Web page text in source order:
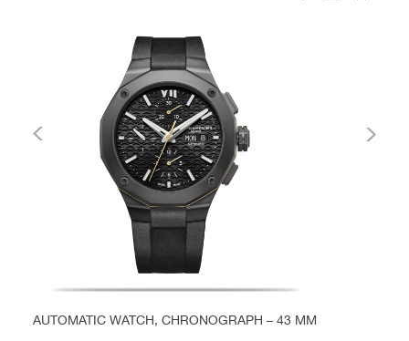
AUTOMATIC WATCH, CHRONOGRAPH – 43 MM